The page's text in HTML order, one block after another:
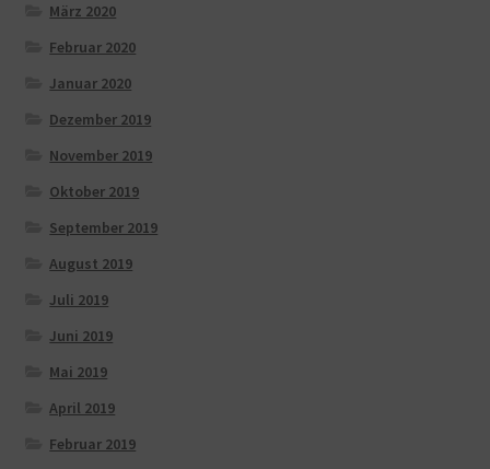
März 2020
Februar 2020
Januar 2020
Dezember 2019
November 2019
Oktober 2019
September 2019
August 2019
Juli 2019
Juni 2019
Mai 2019
April 2019
Februar 2019